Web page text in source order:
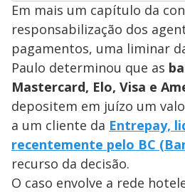
Em mais um capítulo da
responsabilização dos
pagamentos, uma liminar
Paulo determinou que as
Mastercard, Elo, Visa e
depositem em juízo um
a um cliente da Entrepay,
recentemente pelo BC
recurso da decisão.
O caso envolve a rede